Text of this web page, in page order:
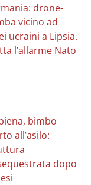
drone-
vicino ad
ucraini a Lipsia.
l’allarme Nato
bimbo
all’asilo:
dopo